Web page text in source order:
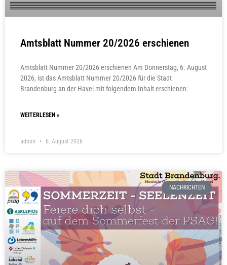
Amtsblatt Nummer 20/2026 erschienen
Amtsblatt Nummer 20/2026 erschienen Am Donnerstag, 6. August
2026, ist das Amtsblatt Nummer 20/2026 für die Stadt
Brandenburg an der Havel mit folgendem Inhalt erschienen:
WEITERLESEN »
admin 6. August 2026
NACHRICHTEN